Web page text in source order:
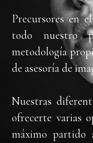
Precursores en
todo nuestro
metodología
de asesoría de
Nuestras
ofrecerte varias
máximo